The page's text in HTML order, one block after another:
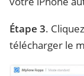
Étape 3.
télécharger le